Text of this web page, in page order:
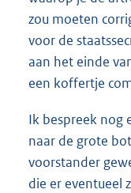
zou moeten
voor de
aan het einde
een koffertje
Ik bespreek nog
naar de grote
voorstander
die er eventueel